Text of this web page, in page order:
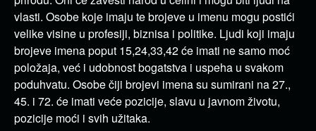
vlasti. Osobe koje imaju te brojeve u imenu mogu postići
velike visine u profesiji, biznisa i politike. Ljudi koji imaju
brojeve imena poput 15,24,33,42 će imati ne samo moć
položaja, već i udobnost bogatstva i uspeha u svakom
poduhvatu. Osobe čiji brojevi imena su sumirani na 27.,
45. i 72. će imati veće pozicije, slavu u javnom životu,
pozicije moći i svih užitaka.